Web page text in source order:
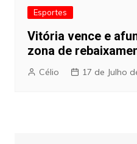
Esportes
Vitória vence e
zona de
Célio 17 de Julho